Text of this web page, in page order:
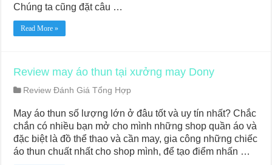
Chúng ta cũng đặt câu …
Read More »
Review may áo thun tại xưởng may Dony
Review Đánh Giá Tổng Hợp
May áo thun số lượng lớn ở đâu tốt và uy tín nhất? Chắc
chắn có nhiều bạn mở cho mình những shop quần áo và
đặc biệt là đồ thể thao và cần may, gia công những chiếc
áo thun chuất nhất cho shop mình, để tạo điểm nhấn …